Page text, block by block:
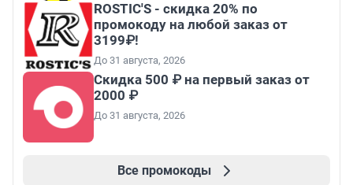
ROSTIC'S - скидка 20% по
промокоду на любой заказ от
3199₽!
До 31 августа, 2026
Скидка 500 ₽ на первый заказ от
2000 ₽
До 31 августа, 2026
Все промокоды